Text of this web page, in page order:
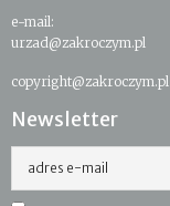
e-mail:
urzad@zakroczym.pl
copyright@zakroczym.pl
Newsletter
adres e-mail